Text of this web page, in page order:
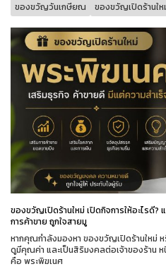
ของขวัญวันเกษียณ ของขวัญเปิดร้านให
ของขวัญเปิดร้านใหม่ เปิดกิจการให้อะไรดี?
การค้าขาย ถูกใจสายมู
หากคุณกำลังมองหา ของขวัญเปิดร้านใหม่
ดูมีคุณค่า และเป็นสิริมงคลต่อเจ้าของร้าน
คือ พระพิฆเนศ